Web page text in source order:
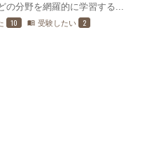
の分野を網羅的に学習する...
10 menu_book 受験したい 2